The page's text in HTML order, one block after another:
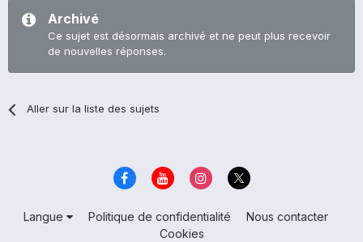
Archivé
Ce sujet est désormais archivé et ne peut plus recevoir
de nouvelles réponses.
Aller sur la liste des sujets
Langue Politique de confidentialité
Nous contacter
Cookies